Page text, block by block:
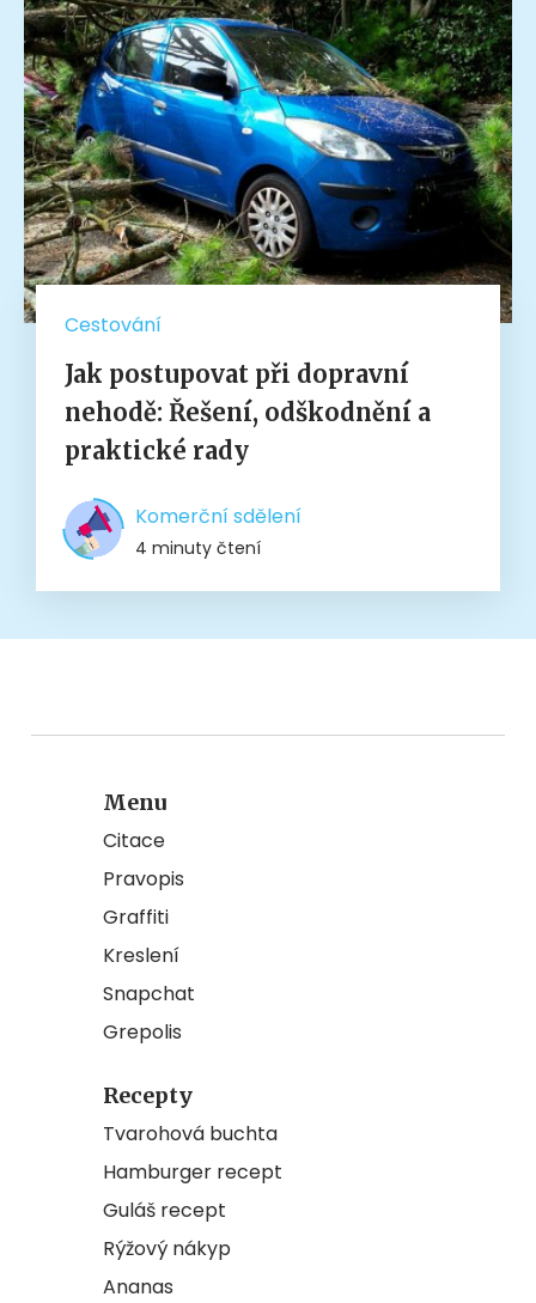
Cestování
Jak postupovat při dopravní
nehodě: Řešení, odškodnění a
praktické rady
Komerční sdělení
4 minuty čtení
Menu
Citace
Pravopis
Graffiti
Kreslení
Snapchat
Grepolis
Recepty
Tvarohová buchta
Hamburger recept
Guláš recept
Rýžový nákyp
Ananas